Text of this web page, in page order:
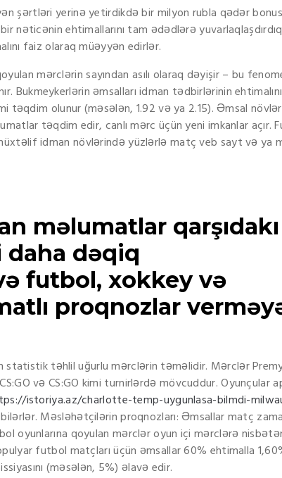
şərtləri yerinə yetirdikdə bir milyon rubla qədər
nəticənin ehtimallarını tam ədədlərə
faiz olaraq müəyyən edirlər.
mərclərin sayından asılı olaraq dəyişir – bu
Bukmeykerlərin əmsalları idman tədbirlərinin
təqdim olunur (məsələn, 1.92 və ya 2.15). Əmsal
təqdim edir, canlı mərc üçün yeni imkanlar açır.
idman növlərində yüzlərlə matç veb sayt və ya
məlumatlar qarşıdakı
daha dəqiq
futbol, ​​xokkey və
proqnozlar
statistik təhlil uğurlu mərclərin təməlidir. Mərclər
və CS:GO kimi turnirlərdə mövcuddur. Oyunçular
istoriya.az/charlotte-temp-uygunlasa-bilmdi-
Məsləhətçilərin proqnozları: Əmsallar matç
oyunlarına qoyulan mərclər oyun içi mərclərə
futbol matçları üçün əmsallar 60% ehtimalla
(məsələn, 5%) əlavə edir.